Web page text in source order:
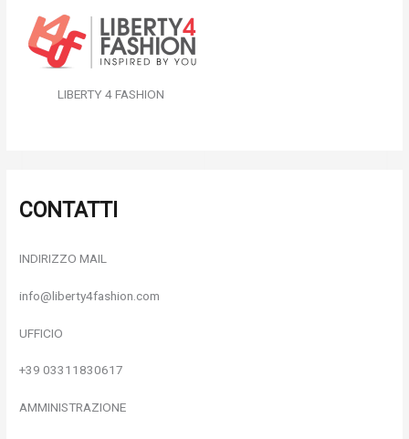
LIBERTY 4 FASHION
CONTATTI
INDIRIZZO MAIL
info@liberty4fashion.com
UFFICIO
+39 03311830617
AMMINISTRAZIONE